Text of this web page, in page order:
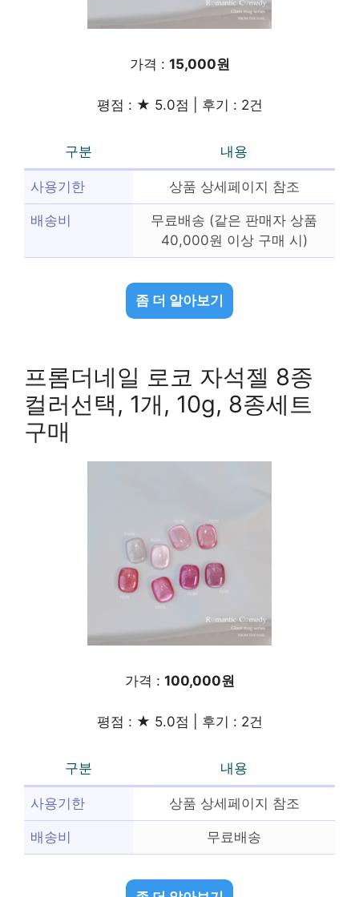
가격 : 15,000원
평점 : ★ 5.0점 | 후기 : 2건
구분 내용
사용기한 상품 상세페이지 참조
배송비
무료배송 (같은 판매자 상품
40,000원 이상 구매 시)
좀 더 알아보기
프롬더네일 로코 자석젤 8종
컬러선택, 1개, 10g, 8종세트
구매
가격 : 100,000원
평점 : ★ 5.0점 | 후기 : 2건
구분 내용
사용기한 상품 상세페이지 참조
배송비 무료배송